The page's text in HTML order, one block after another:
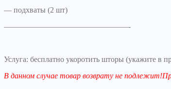
— подхваты (2 шт)
————————————————-
Услуга: бесплатно укоротить шторы (укажите в
В данном случае товар возврату не